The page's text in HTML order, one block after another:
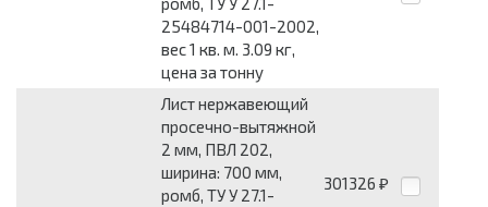
25484714-001-2002,
вес 1 кв. м. 3.09 кг,
цена за тонну
Лист нержавеющий
просечно-вытяжной
2 мм, ПВЛ 202,
ширина: 700 мм,
ромб, ТУ У 27.1-
301326 ₽